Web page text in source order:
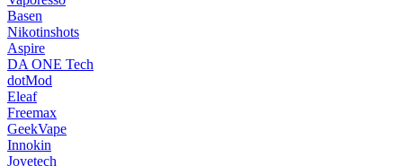
Basen
Nikotinshots
Aspire
DA ONE Tech
dotMod
Eleaf
Freemax
GeekVape
Innokin
Joyetech